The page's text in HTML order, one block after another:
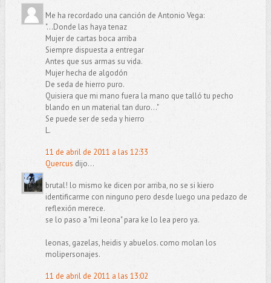
Me ha recordado una canción de Antonio Vega:
"...Donde las haya tenaz
Mujer de cartas boca arriba
Siempre dispuesta a entregar
Antes que sus armas su vida.
Mujer hecha de algodón
De seda de hierro puro.
Quisiera que mi mano fuera la mano que talló tu pecho
blando en un material tan duro..."
Se puede ser de seda y hierro
L.
11 de abril de 2011 a las 12:33
Quercus dijo...
brutal! lo mismo ke dicen por arriba, no se si kiero
identificarme con ninguno pero desde luego una pedazo de
reflexión merece.
se lo paso a "mi leona" para ke lo lea pero ya.
leonas, gazelas, heidis y abuelos. como molan los
molipersonajes.
11 de abril de 2011 a las 13:02